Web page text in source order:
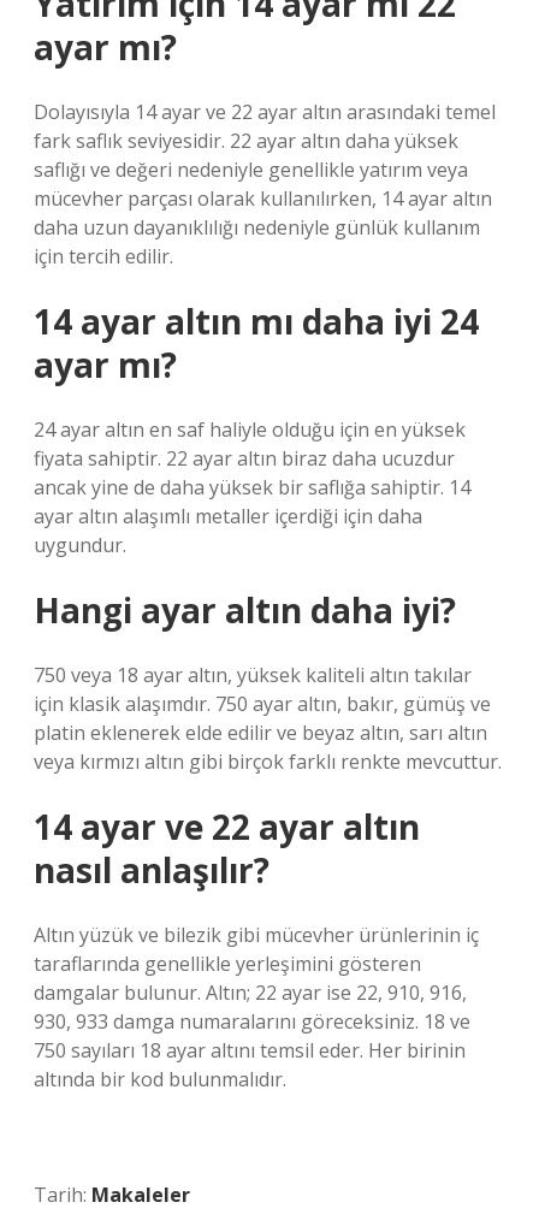
ayar mı?
Dolayısıyla 14 ayar ve 22 ayar altın arasındaki temel
fark saflık seviyesidir. 22 ayar altın daha yüksek
saflığı ve değeri nedeniyle genellikle yatırım veya
mücevher parçası olarak kullanılırken, 14 ayar altın
daha uzun dayanıklılığı nedeniyle günlük kullanım
için tercih edilir.
14 ayar altın mı daha iyi 24
ayar mı?
24 ayar altın en saf haliyle olduğu için en yüksek
fiyata sahiptir. 22 ayar altın biraz daha ucuzdur
ancak yine de daha yüksek bir saflığa sahiptir. 14
ayar altın alaşımlı metaller içerdiği için daha
uygundur.
Hangi ayar altın daha iyi?
750 veya 18 ayar altın, yüksek kaliteli altın takılar
için klasik alaşımdır. 750 ayar altın, bakır, gümüş ve
platin eklenerek elde edilir ve beyaz altın, sarı altın
veya kırmızı altın gibi birçok farklı renkte mevcuttur.
14 ayar ve 22 ayar altın
nasıl anlaşılır?
Altın yüzük ve bilezik gibi mücevher ürünlerinin iç
taraflarında genellikle yerleşimini gösteren
damgalar bulunur. Altın; 22 ayar ise 22, 910, 916,
930, 933 damga numaralarını göreceksiniz. 18 ve
750 sayıları 18 ayar altını temsil eder. Her birinin
altında bir kod bulunmalıdır.
Tarih: Makaleler